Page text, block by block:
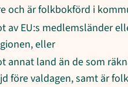
och är folkbokförd i
av EU:s medlemsländer
eller
annat land än de som
före valdagen, samt är